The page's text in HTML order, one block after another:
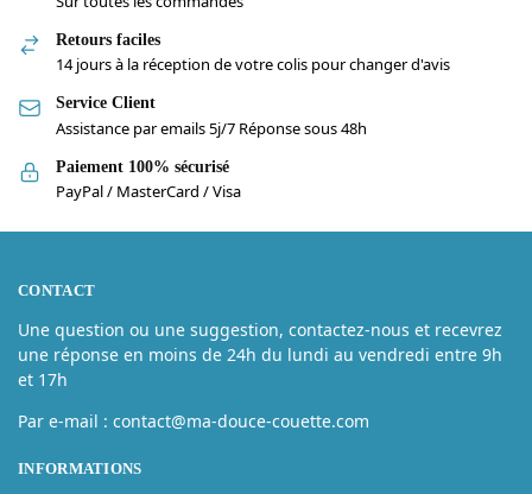
Retours faciles
14 jours à la réception de votre colis pour changer d'avis
Service Client
Assistance par emails 5j/7 Réponse sous 48h
Paiement 100% sécurisé
PayPal / MasterCard / Visa
CONTACT
Une question ou une suggestion, contactez-nous et recevrez
une réponse en moins de 24h du lundi au vendredi entre 9h
et 17h
Par e-mail : contact@ma-douce-couette.com
INFORMATIONS